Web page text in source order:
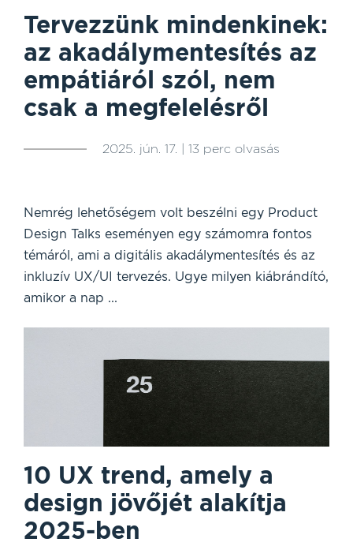
Tervezzünk mindenkinek:
az akadálymentesítés az
empátiáról szól, nem
csak a megfelelésről
2025. jún. 17. | 13 perc olvasás
Nemrég lehetőségem volt beszélni egy Product
Design Talks eseményen egy számomra fontos
témáról, ami a digitális akadálymentesítés és az
inkluzív UX/UI tervezés. Ugye milyen kiábrándító,
amikor a nap ...
10 UX trend, amely a
design jövőjét alakítja
2025-ben